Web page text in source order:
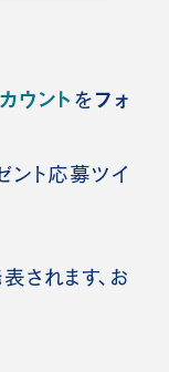
ウント を フォ
ント応募ツイ
されます、お